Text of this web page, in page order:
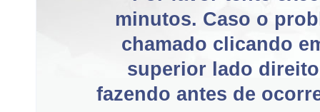
minutos. Caso o
chamado clicando
superior lado
fazendo antes de